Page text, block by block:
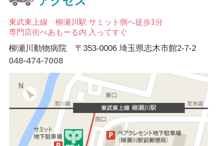
東武東上線 柳瀬川駅 サミット側へ徒歩1分
専門店街ぺあもーる内 入ってすぐ
柳瀬川動物病院 〒353-0006 埼玉県志木市館2-7-2
048-474-7008